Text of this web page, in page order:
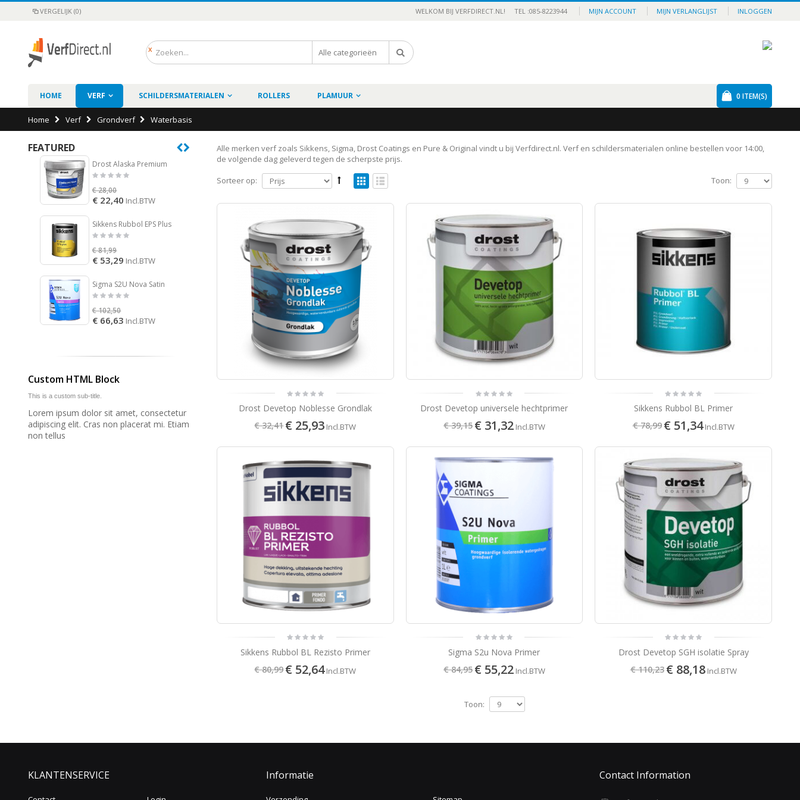
VERGELIJK (0) MIJN ACCOUNT MIJN VERLANGLIJST INLOGGEN
WELKOM BIJ VERFDIRECT.NL! TEL :085-8223944
0 ITEM(S)
HOME VERF SCHILDERSMATERIALEN ROLLERS PLAMUUR
Home Verf Grondverf Waterbasis
Alle merken verf zoals Sikkens, Sigma, Drost Coatings en Pure & Original vindt u bij Verfdirect.nl. Verf en schildersmaterialen online bestellen voor 14:00,
de volgende dag geleverd tegen de scherpste prijs.
Sorteer op: Toon:
Drost Devetop Noblesse Grondlak
€ 32,41€ 25,93 Incl.BTW
Drost Devetop universele hechtprimer
€ 39,15 € 31,32 Incl.BTW
Sikkens Rubbol BL Primer
€ 78,99 € 51,34 Incl.BTW
Sikkens Rubbol BL Rezisto Primer
€ 80,99€ 52,64 Incl.BTW
Sigma S2u Nova Primer
€ 84,95 € 55,22 Incl.BTW
Drost Devetop SGH isolatie Spray
€ 110,23 € 88,18 Incl.BTW
Toon:
FEATURED
Drost Alaska Premium
€ 28,00
€ 22,40 Incl.BTW
Sikkens Rubbol EPS Plus
€ 81,99
€ 53,29 Incl.BTW
Sigma S2U Nova Satin
€ 102,50
€ 66,63 Incl.BTW
Sikkens Rubbol AZ Plus
€ 86,49
Sikkens Rubbol Express High Gloss
€ 109,49
€ 71,17 Incl.BTW
€ 49,99
€ 32,49Incl.BTW
Custom HTML Block
This is a custom sub-title.
Lorem ipsum dolor sit amet, consectetur
adipiscing elit. Cras non placerat mi. Etiam
non tellus
KLANTENSERVICE Informatie Contact Information